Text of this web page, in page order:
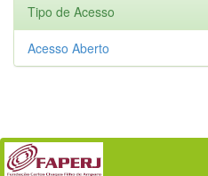
Tipo de Acesso
Acesso Aberto